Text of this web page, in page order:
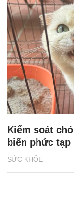
SỨC KHỎE
Kiểm soát
biến phức tạp